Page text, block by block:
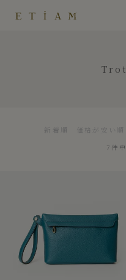
Trot
新着順 価格が安い順
7 件中